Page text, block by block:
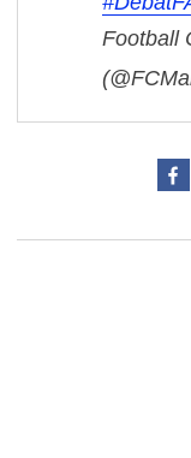
Football